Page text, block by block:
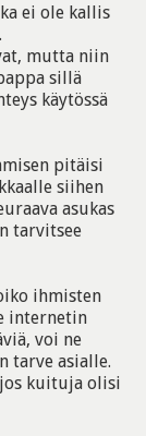
ei ole kallis
mutta niin
sillä
käytössä
pitäisi
siihen
asukas
tarvitsee
ihmisten
internetin
voi ne
tarve asialle.
jos kuituja olisi